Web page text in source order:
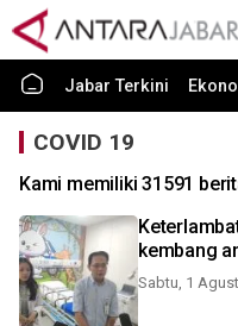
Jabar Terkini
COVID 19
Kami memiliki 31591
kembang
Sabtu, 1